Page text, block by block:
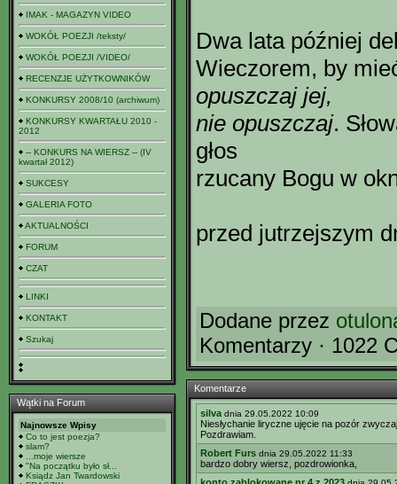
IMAK - MAGAZYN VIDEO
WOKÓŁ POEZJI /teksty/
WOKÓŁ POEZJI /VIDEO/
RECENZJE UŻYTKOWNIKÓW
KONKURSY 2008/10 (archiwum)
KONKURSY KWARTAŁU 2010 -
2012
-- KONKURS NA WIERSZ -- (IV
kwartał 2012)
SUKCESY
GALERIA FOTO
AKTUALNOŚCI
FORUM
CZAT
LINKI
KONTAKT
Szukaj
Wątki na Forum
Najnowsze Wpisy
Co to jest poezja?
slam?
...moje wiersze
"Na początku było sł...
Ksiądz Jan Twardowski
Dwa lata później
Wieczorem, by
opuszczaj jej,
nie opuszczaj.
głos
rzucany Bogu w
przed jutrzejszym
Dodane przez
Komentarzy · 1022
Komentarze
silva dnia 29.05.2022 10:09
Niesłychanie liryczne ujęcie na pozór
Pozdrawiam.
Robert Furs dnia 29.05.2022 11:33
bardzo dobry wiersz, pozdrowionka,